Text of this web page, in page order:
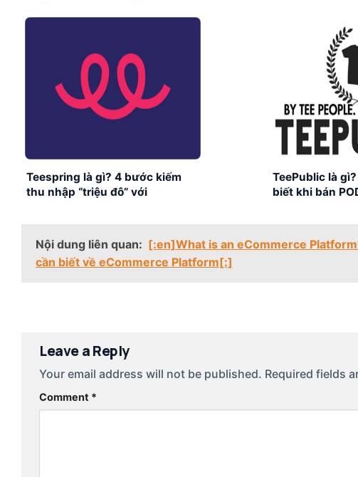
Teespring là gì? 4 bước kiếm
thu nhập “triệu đô” với
TeePublic là
biết khi bán
Nội dung liên quan: [:en]What is an eCommerce
cần biết về eCommerce Platform[:]
Leave a Reply
Your email address will not be published. Required fields
Comment *